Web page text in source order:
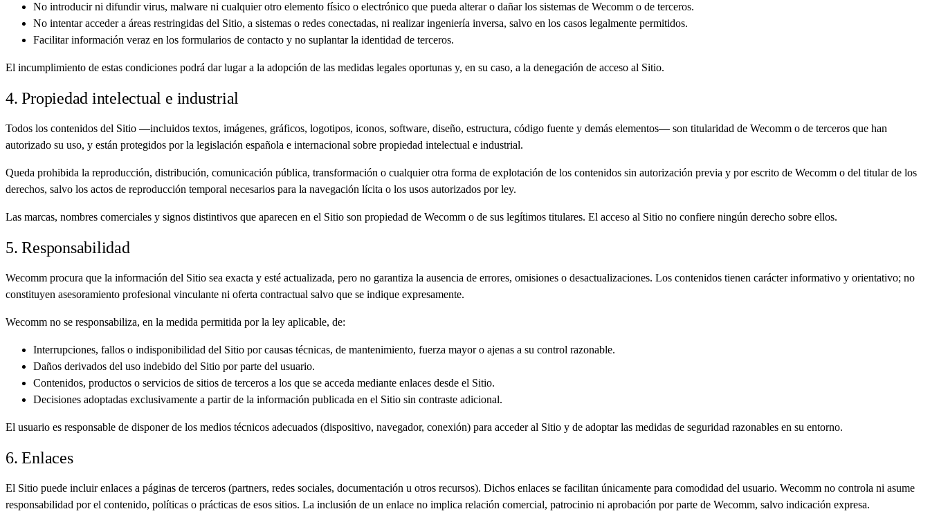
No introducir ni difundir virus, malware ni cualquier otro elemento físico o electrónico que pueda alterar o dañar los sistemas de Wecomm o de terceros.
No intentar acceder a áreas restringidas del Sitio, a sistemas o redes conectadas, ni realizar ingeniería inversa, salvo en los casos legalmente permitidos.
Facilitar información veraz en los formularios de contacto y no suplantar la identidad de terceros.
El incumplimiento de estas condiciones podrá dar lugar a la adopción de las medidas legales oportunas y, en su caso, a la denegación de acceso al Sitio.
4. Propiedad intelectual e industrial
Todos los contenidos del Sitio —incluidos textos, imágenes, gráficos, logotipos, iconos, software, diseño, estructura, código fuente y demás elementos— son titularidad de Wecomm o de terceros que han
autorizado su uso, y están protegidos por la legislación española e internacional sobre propiedad intelectual e industrial.
Queda prohibida la reproducción, distribución, comunicación pública, transformación o cualquier otra forma de explotación de los contenidos sin autorización previa y por escrito de Wecomm o del titular de los
derechos, salvo los actos de reproducción temporal necesarios para la navegación lícita o los usos autorizados por ley.
Las marcas, nombres comerciales y signos distintivos que aparecen en el Sitio son propiedad de Wecomm o de sus legítimos titulares. El acceso al Sitio no confiere ningún derecho sobre ellos.
5. Responsabilidad
Wecomm procura que la información del Sitio sea exacta y esté actualizada, pero no garantiza la ausencia de errores, omisiones o desactualizaciones. Los contenidos tienen carácter informativo y orientativo; no
constituyen asesoramiento profesional vinculante ni oferta contractual salvo que se indique expresamente.
Wecomm no se responsabiliza, en la medida permitida por la ley aplicable, de:
Interrupciones, fallos o indisponibilidad del Sitio por causas técnicas, de mantenimiento, fuerza mayor o ajenas a su control razonable.
Daños derivados del uso indebido del Sitio por parte del usuario.
Contenidos, productos o servicios de sitios de terceros a los que se acceda mediante enlaces desde el Sitio.
Decisiones adoptadas exclusivamente a partir de la información publicada en el Sitio sin contraste adicional.
El usuario es responsable de disponer de los medios técnicos adecuados (dispositivo, navegador, conexión) para acceder al Sitio y de adoptar las medidas de seguridad razonables en su entorno.
6. Enlaces
El Sitio puede incluir enlaces a páginas de terceros (partners, redes sociales, documentación u otros recursos). Dichos enlaces se facilitan únicamente para comodidad del usuario. Wecomm no controla ni asume
responsabilidad por el contenido, políticas o prácticas de esos sitios. La inclusión de un enlace no implica relación comercial, patrocinio ni aprobación por parte de Wecomm, salvo indicación expresa.